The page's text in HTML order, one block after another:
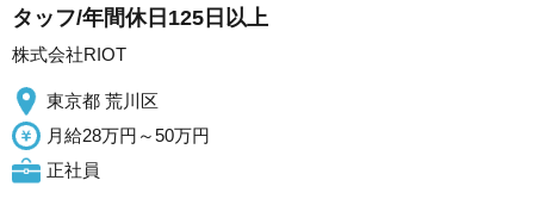
タッフ/年間休日125日以上
株式会社RIOT
東京都 荒川区
月給28万円～50万円
正社員